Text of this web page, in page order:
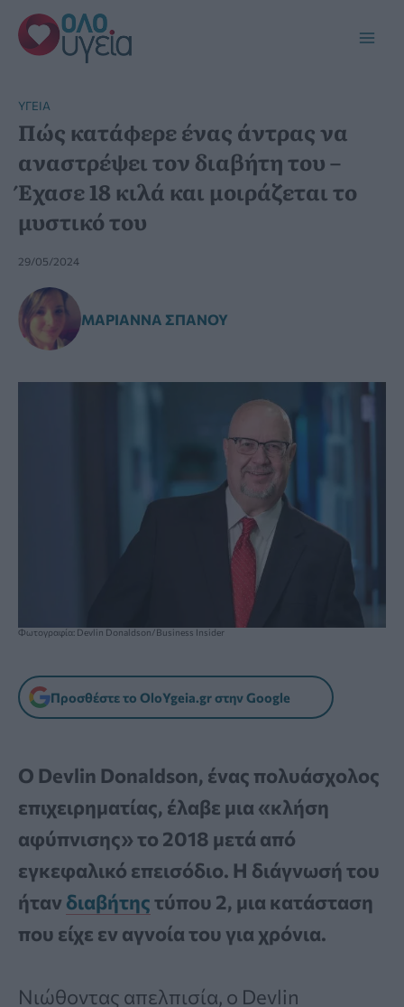
Μετάβαση
στο
περιεχόμενο
YΓΕΊΑ
Πώς κατάφερε ένας άντρας να
αναστρέψει τον διαβήτη του –
Έχασε 18 κιλά και μοιράζεται το
μυστικό του
29/05/2024
ΜΑΡΙΆΝΝΑ ΣΠΑΝΟΎ
Φωτογραφία: Devlin Donaldson/Business Insider
Προσθέστε το OloYgeia.gr στην Google
Ο Devlin Donaldson, ένας πολυάσχολος
επιχειρηματίας, έλαβε μια «κλήση
αφύπνισης» το 2018 μετά από
εγκεφαλικό επεισόδιο. Η διάγνωσή του
ήταν διαβήτηςτύπου 2, μια κατάσταση
που είχε εν αγνοία του για χρόνια.
Νιώθοντας απελπισία, ο Devlin